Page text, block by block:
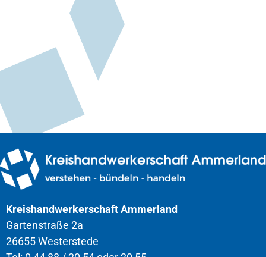
Kreishandwerkerschaft Ammerland
Gartenstraße 2a
26655 Westerstede